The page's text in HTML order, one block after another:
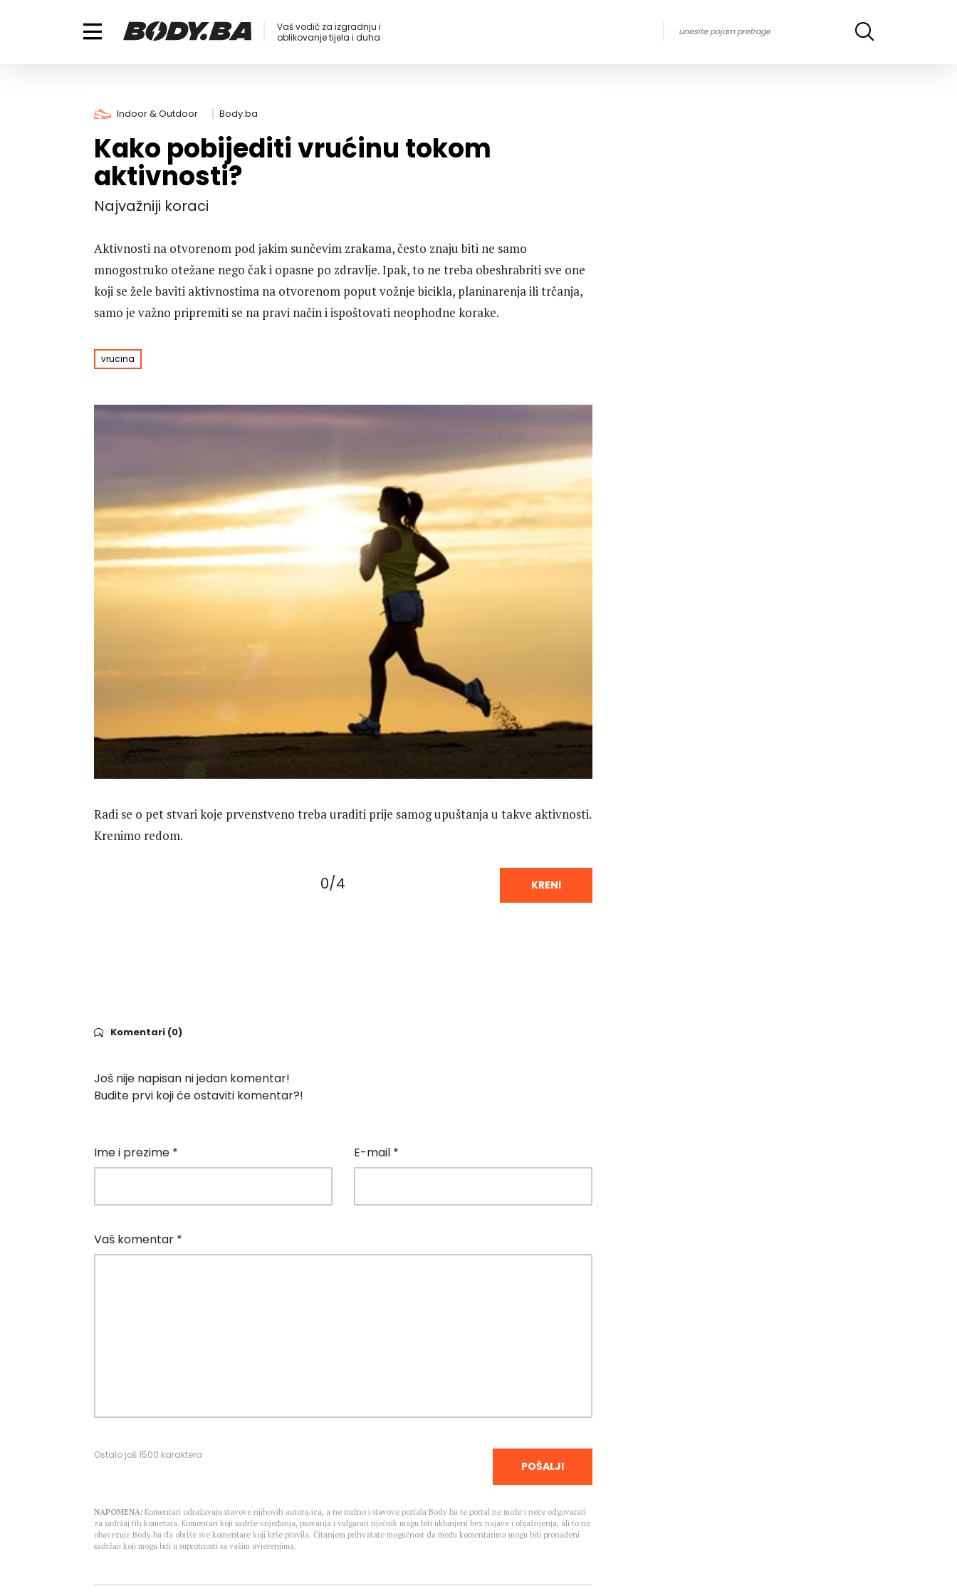
Vaš vodič za izgradnju i
oblikovanje tijela i duha
Indoor & Outdoor Body.ba
Kako pobijediti vrućinu tokom
aktivnosti?
Najvažniji koraci
Aktivnosti na otvorenom pod jakim sunčevim zrakama, često znaju biti ne samo
mnogostruko otežane nego čak i opasne po zdravlje. Ipak, to ne treba obeshrabriti sve one
koji se žele baviti aktivnostima na otvorenom poput vožnje bicikla, planinarenja ili trčanja,
samo je važno pripremiti se na pravi način i ispoštovati neophodne korake.
vrucina
Radi se o pet stvari koje prvenstveno treba uraditi prije samog upuštanja u takve aktivnosti.
Krenimo redom.
0/4 KRENI
Komentari (0)
Još nije napisan ni jedan komentar!
Budite prvi koji će ostaviti komentar?!
Ime i prezime * E-mail *
Vaš komentar *
Ostalo još1500 karaktera
POŠALJI
NAPOMENA: Komentari odražavaju stavove njihovih autora/ica, a ne nužno i stavove portala Body.ba te portal ne može i neće odgovarati
za sadržaj tih kometara. Komentari koji sadrže vrijeđanja, psovanja i vulgaran riječnik mogu biti uklonjeni bez najave i objašnjenja, ali to ne
obavezuje Body.ba da obriše sve komentare koji krše pravila. Čitanjem prihvatate mogućnost da među komentarima mogu biti pronađeni
sadržaji koji mogu biti u suprotnosti sa vašim uvjerenjima.